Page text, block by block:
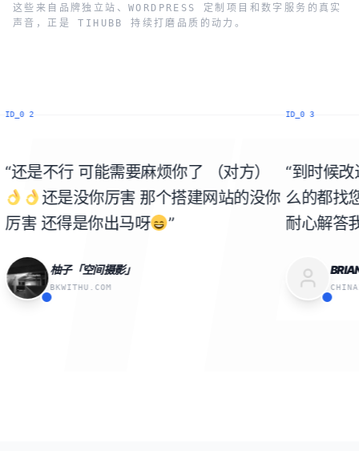
这些来自品牌独立站、WORDPRESS 定制项目和数字服务的真实
声音，正是 TIHUBB 持续打磨品质的动力。
可能需要麻烦你了 （对方）
没你厉害 那个搭建网站的没你
是你出马呀
”
「空间摄影」
“到时候改进什么
么的都找您
跟
耐心解答我的问题”
BRIAN「工程建材